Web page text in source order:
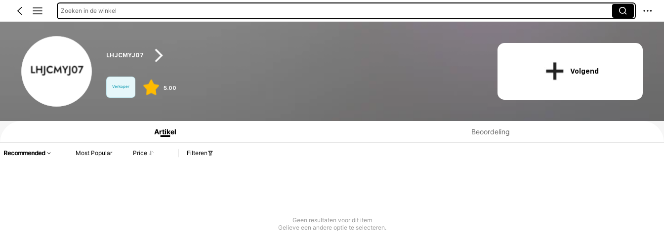
Zoeken in de winkel
LHJCMYJ07
Verkoper 5.00
Volgend
Productinformatie: Prijsopenbaring, Verkoop- en Voorraadgegevens.
Artikel Beoordeling
Recommended Most Popular Price Filteren
Geen resultaten voor dit item
Gelieve een andere optie te selecteren.